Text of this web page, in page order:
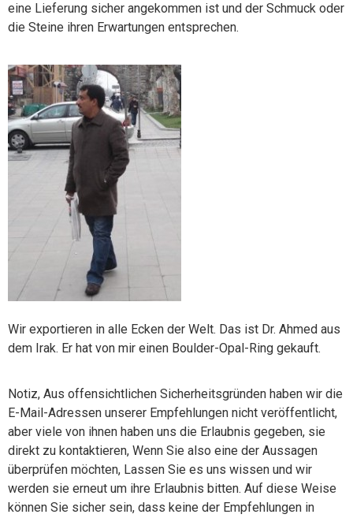
eine Lieferung sicher angekommen ist und der Schmuck oder
die Steine ​​ihren Erwartungen entsprechen.
Wir exportieren in alle Ecken der Welt. Das ist Dr. Ahmed aus
dem Irak. Er hat von mir einen Boulder-Opal-Ring gekauft.
Notiz, Aus offensichtlichen Sicherheitsgründen haben wir die
E-Mail-Adressen unserer Empfehlungen nicht veröffentlicht,
aber viele von ihnen haben uns die Erlaubnis gegeben, sie
direkt zu kontaktieren, Wenn Sie also eine der Aussagen
überprüfen möchten, Lassen Sie es uns wissen und wir
werden sie erneut um ihre Erlaubnis bitten. Auf diese Weise
können Sie sicher sein, dass keine der Empfehlungen in